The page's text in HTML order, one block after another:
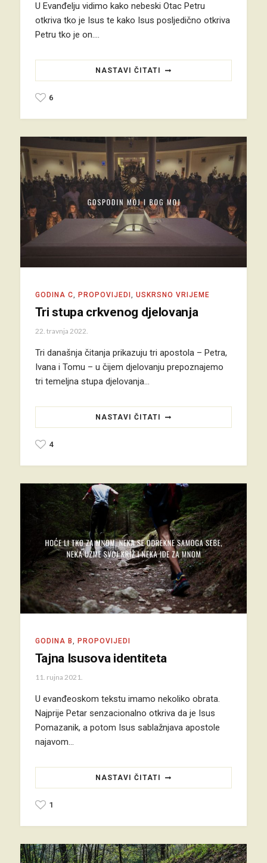
U Evanđelju vidimo kako nebeski Otac Petru
otkriva tko je Isus te kako Isus posljedično otkriva
Petru tko je on.…
NASTAVI ČITATI
6
GODINA C PROPOVIJEDI USKRSNO VRIJEME
Tri stupa crkvenog djelovanja
22. travnja 2022.
Tri današnja čitanja prikazuju tri apostola – Petra,
Ivana i Tomu – u čijem djelovanju prepoznajemo
tri temeljna stupa djelovanja…
NASTAVI ČITATI
4
GODINA B, PROPOVIJEDI
Tajna Isusova identiteta
11. rujna 2021.
U evanđeoskom tekstu imamo nekoliko obrata.
Najprije Petar senzacionalno otkriva da je Isus
Pomazanik, a potom Isus sablažnjava apostole
najavom…
NASTAVI ČITATI
1